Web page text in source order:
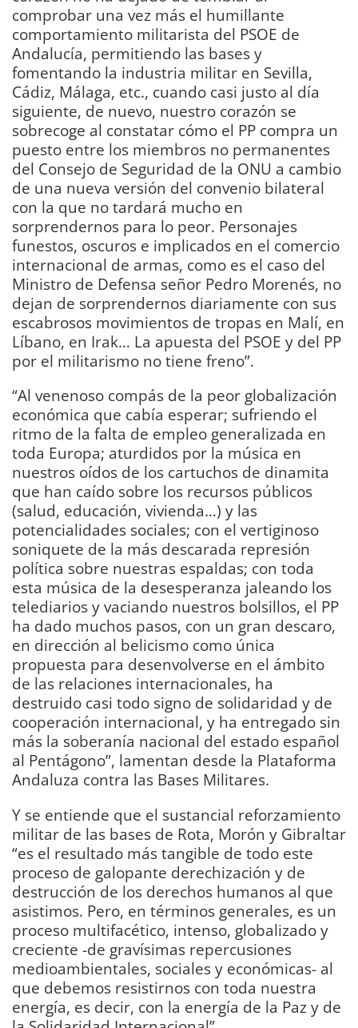
comprobar una vez más el humillante
comportamiento militarista del PSOE de
Andalucía, permitiendo las bases y
fomentando la industria militar en Sevilla,
Cádiz, Málaga, etc., cuando casi justo al día
siguiente, de nuevo, nuestro corazón se
sobrecoge al constatar cómo el PP compra un
puesto entre los miembros no permanentes
del Consejo de Seguridad de la ONU a cambio
de una nueva versión del convenio bilateral
con la que no tardará mucho en
sorprendernos para lo peor. Personajes
funestos, oscuros e implicados en el comercio
internacional de armas, como es el caso del
Ministro de Defensa señor Pedro Morenés, no
dejan de sorprendernos diariamente con sus
escabrosos movimientos de tropas en Malí, en
Líbano, en Irak… La apuesta del PSOE y del PP
por el militarismo no tiene freno”.
“Al venenoso compás de la peor globalización
económica que cabía esperar; sufriendo el
ritmo de la falta de empleo generalizada en
toda Europa; aturdidos por la música en
nuestros oídos de los cartuchos de dinamita
que han caído sobre los recursos públicos
(salud, educación, vivienda…) y las
potencialidades sociales; con el vertiginoso
soniquete de la más descarada represión
política sobre nuestras espaldas; con toda
esta música de la desesperanza jaleando los
telediarios y vaciando nuestros bolsillos, el PP
ha dado muchos pasos, con un gran descaro,
en dirección al belicismo como única
propuesta para desenvolverse en el ámbito
de las relaciones internacionales, ha
destruido casi todo signo de solidaridad y de
cooperación internacional, y ha entregado sin
más la soberanía nacional del estado español
al Pentágono”, lamentan desde la Plataforma
Andaluza contra las Bases Militares.
Y se entiende que el sustancial reforzamiento
militar de las bases de Rota, Morón y Gibraltar
“es el resultado más tangible de todo este
proceso de galopante derechización y de
destrucción de los derechos humanos al que
asistimos. Pero, en términos generales, es un
proceso multifacético, intenso, globalizado y
creciente -de gravísimas repercusiones
medioambientales, sociales y económicas- al
que debemos resistirnos con toda nuestra
energía, es decir, con la energía de la Paz y de